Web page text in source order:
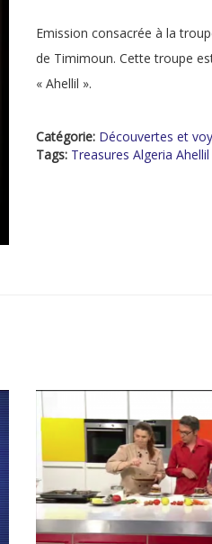
Emission consacrée à la
de Timimoun. Cette troupe
« Ahellil ».
Catégorie: Découvertes et
Tags: Treasures Algeria